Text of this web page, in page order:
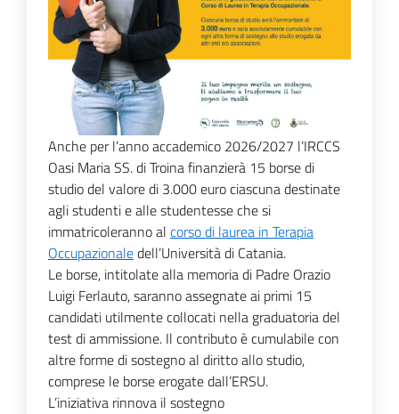
Anche per l’anno accademico 2026/2027 l’IRCCS
Oasi Maria SS. di Troina finanzierà 15 borse di
studio del valore di 3.000 euro ciascuna destinate
agli studenti e alle studentesse che si
immatricoleranno al corso di laurea in Terapia
Occupazionaledell’Università di Catania.
Le borse, intitolate alla memoria di Padre Orazio
Luigi Ferlauto, saranno assegnate ai primi 15
candidati utilmente collocati nella graduatoria del
test di ammissione. Il contributo è cumulabile con
altre forme di sostegno al diritto allo studio,
comprese le borse erogate dall’ERSU.
L’iniziativa rinnova il sostegno